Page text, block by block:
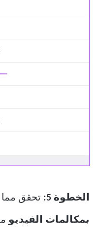
الخطوة 5: تحقق
بمكالمات الفيديو